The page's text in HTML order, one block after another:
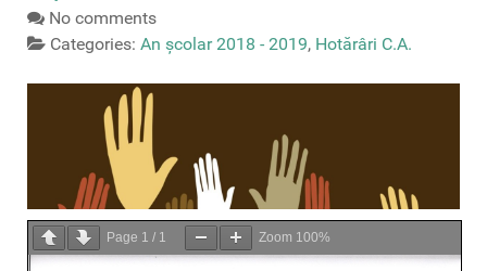
No comments
Categories: An școlar 2018 - 2019, Hotărâri C.A.
Page 1 / 1 Zoom 100%